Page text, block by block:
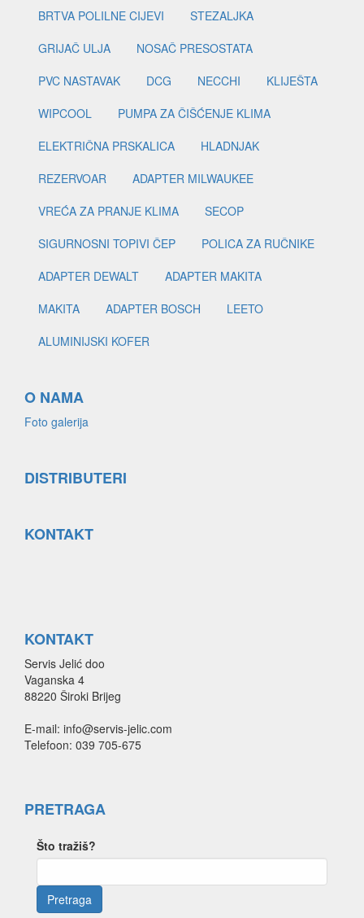
BRTVA POLILNE CIJEVI
STEZALJKA
GRIJAČ ULJA
NOSAČ PRESOSTATA
PVC NASTAVAK
DCG NECCHI
KLIJEŠTA
WIPCOOL
PUMPA ZA ČIŠĆENJE KLIMA
ELEKTRIČNA PRSKALICA
HLADNJAK
REZERVOAR
ADAPTER MILWAUKEE
VREĆA ZA PRANJE KLIMA
SECOP
SIGURNOSNI TOPIVI ČEP
POLICA ZA RUČNIKE
ADAPTER DEWALT
ADAPTER MAKITA
MAKITA
ADAPTER BOSCH
LEETO
ALUMINIJSKI KOFER
O NAMA
Foto galerija
DISTRIBUTERI
KONTAKT
KONTAKT
Servis Jelić doo
Vaganska 4
88220 Široki Brijeg
E-mail: info@servis-jelic.com
Telefoon: 039 705-675
PRETRAGA
Što tražiš?